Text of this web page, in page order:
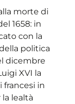
morte di
1658: in
con la
politica
dicembre
XVI la
francesi in
lealtà